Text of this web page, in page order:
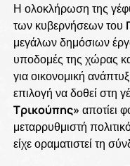
Η ολοκλήρωση της
των κυβερνήσεων του
μεγάλων δημόσιων
υποδομές της χώρας
για οικονομική
επιλογή να δοθεί στη
Τρικούπης» αποτίει
μεταρρυθμιστή
είχε οραματιστεί τη